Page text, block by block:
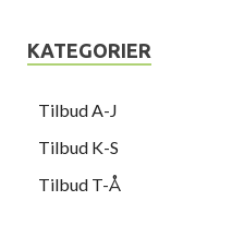
KATEGORIER
Tilbud A-J
Tilbud K-S
Tilbud T-Å